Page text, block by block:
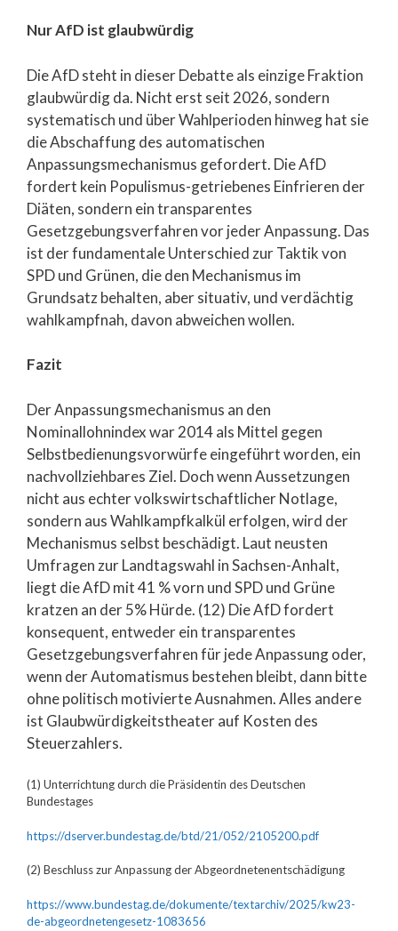
Nur AfD ist glaubwürdig
Die AfD steht in dieser Debatte als einzige Fraktion
glaubwürdig da. Nicht erst seit 2026, sondern
systematisch und über Wahlperioden hinweg hat sie
die Abschaffung des automatischen
Anpassungsmechanismus gefordert. Die AfD
fordert kein Populismus-getriebenes Einfrieren der
Diäten, sondern ein transparentes
Gesetzgebungsverfahren vor jeder Anpassung. Das
ist der fundamentale Unterschied zur Taktik von
SPD und Grünen, die den Mechanismus im
Grundsatz behalten, aber situativ, und verdächtig
wahlkampfnah, davon abweichen wollen.
Fazit
Der Anpassungsmechanismus an den
Nominallohnindex war 2014 als Mittel gegen
Selbstbedienungsvorwürfe eingeführt worden, ein
nachvollziehbares Ziel. Doch wenn Aussetzungen
nicht aus echter volkswirtschaftlicher Notlage,
sondern aus Wahlkampfkalkül erfolgen, wird der
Mechanismus selbst beschädigt. Laut neusten
Umfragen zur Landtagswahl in Sachsen-Anhalt,
liegt die AfD mit 41 % vorn und SPD und Grüne
kratzen an der 5% Hürde. (12) Die AfD fordert
konsequent, entweder ein transparentes
Gesetzgebungsverfahren für jede Anpassung oder,
wenn der Automatismus bestehen bleibt, dann bitte
ohne politisch motivierte Ausnahmen. Alles andere
ist Glaubwürdigkeitstheater auf Kosten des
Steuerzahlers.
(1) Unterrichtung durch die Präsidentin des Deutschen
Bundestages
https://dserver.bundestag.de/btd/21/052/2105200.pdf
(2) Beschluss zur Anpassung der Abgeordneten­entschädigung
https://www.bundestag.de/dokumente/textarchiv/2025/kw23-
de-abgeordnetengesetz-1083656